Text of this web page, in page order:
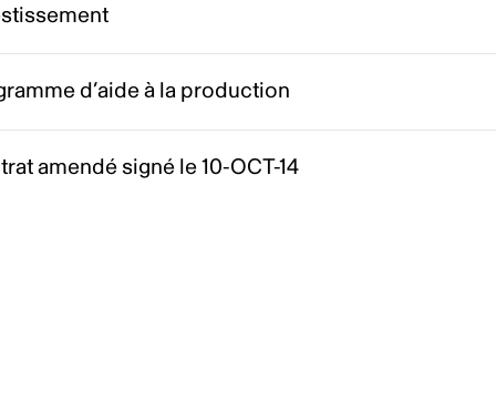
d’aide à la production
amendé signé le 10-OCT-14